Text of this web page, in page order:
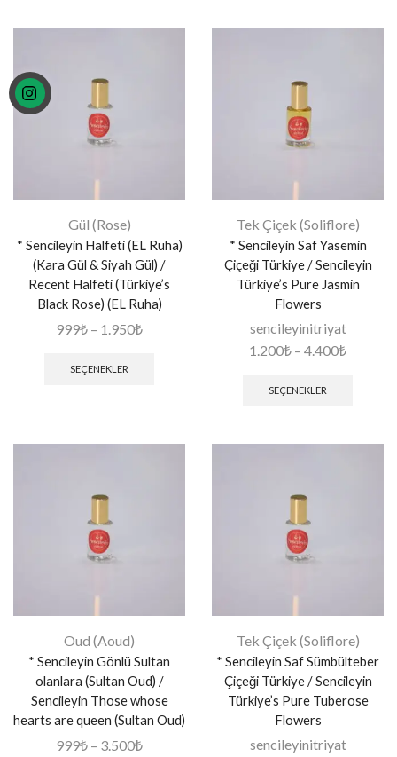
Gül (Rose)
* Sencileyin Halfeti (EL Ruha)
(Kara Gül & Siyah Gül) /
Recent Halfeti (Türkiye’s
Black Rose) (EL Ruha)
999₺ – 1.950₺
SEÇENEKLER
Tek Çiçek (Soliflore)
* Sencileyin Saf Yasemin
Çiçeği Türkiye / Sencileyin
Türkiye’s Pure Jasmin
Flowers
sencileyinitriyat
1.200₺ – 4.400₺
SEÇENEKLER
Oud (Aoud)
* Sencileyin Gönlü Sultan
olanlara (Sultan Oud) /
Sencileyin Those whose
hearts are queen (Sultan Oud)
999₺ – 3.500₺
Tek Çiçek (Soliflore)
* Sencileyin Saf Sümbülteber
Çiçeği Türkiye / Sencileyin
Türkiye’s Pure Tuberose
Flowers
sencileyinitriyat